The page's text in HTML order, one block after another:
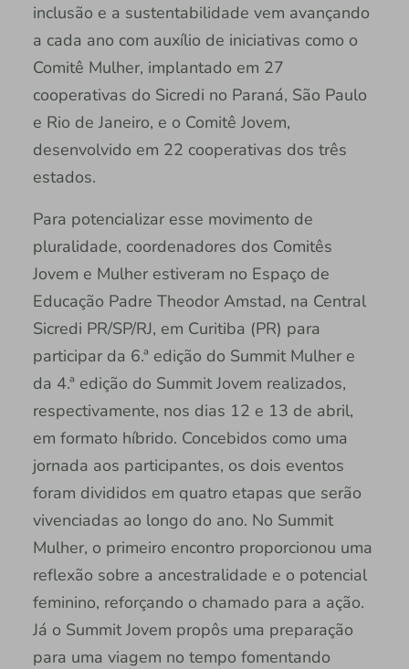
inclusão e a sustentabilidade vem avançando
a cada ano com auxílio de iniciativas como o
Comitê Mulher, implantado em 27
cooperativas do Sicredi no Paraná, São Paulo
e Rio de Janeiro, e o Comitê Jovem,
desenvolvido em 22 cooperativas dos três
estados.
Para potencializar esse movimento de
pluralidade, coordenadores dos Comitês
Jovem e Mulher estiveram no Espaço de
Educação Padre Theodor Amstad, na Central
Sicredi PR/SP/RJ, em Curitiba (PR) para
participar da 6.ª edição do Summit Mulher e
da 4.ª edição do Summit Jovem realizados,
respectivamente, nos dias 12 e 13 de abril,
em formato híbrido. Concebidos como uma
jornada aos participantes, os dois eventos
foram divididos em quatro etapas que serão
vivenciadas ao longo do ano. No Summit
Mulher, o primeiro encontro proporcionou uma
reflexão sobre a ancestralidade e o potencial
feminino, reforçando o chamado para a ação.
Já o Summit Jovem propôs uma preparação
para uma viagem no tempo fomentando